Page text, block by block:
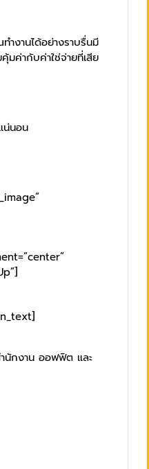
งานได้อย่างราบรื่นมี
ค่ากับค่าใช่จ่ายที่เสีย
น่นอน
นักงาน ออฟฟิต และ